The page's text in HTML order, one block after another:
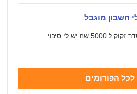
חשבון מוגבל
לי סיכוי...
לכל הפורומים